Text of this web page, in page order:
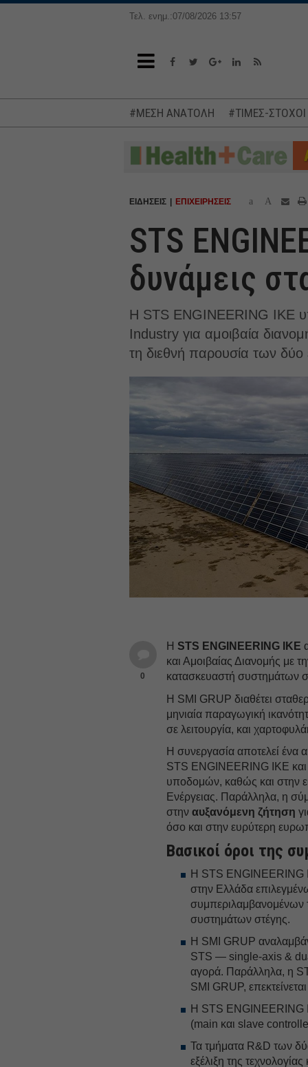
Τελ. ενημ.:07/08/2026 13:57
#ΜΕΣΗ ΑΝΑΤΟΛΗ #ΤΙΜΕΣ-
ΕΙΔΗΣΕΙΣ ΕΠΙΧΕΙΡΗΣΕΙΣ a A
STS
δυνάμεις
Η STS ENGINEERING IKE
Industry για αμοιβαία
τη διεθνή παρουσία των
0
Η STS ENGINEERING IKE
και Αμοιβαίας Διανομής με
κατασκευαστή συστημάτων
Η SMI GRUP διαθέτει
μηνιαία παραγωγική
σε λειτουργία, και
Η συνεργασία αποτελεί ένα
STS ENGINEERING IKE και
υποδομών, καθώς και στην
Ενέργειας. Παράλληλα, η
στηναυξανόμενη ζήτηση
όσο και στην ευρύτερη
Βασικοί όροι της
Η STS ENGINEERING
στην Ελλάδα
συστημάτων στέγης.
Η SMI GRUP
STS — single-axis &
αγορά. Παράλληλα, η
SMI GRUP,
Η STS ENGINEERING
(main και slave
Τα τμήματα R&D των
εξέλιξη της